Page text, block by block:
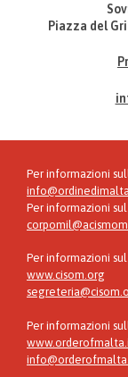
Piazza del
Per informazioni
Per informazioni
Per informazioni
www.cisom.org
Per informazioni